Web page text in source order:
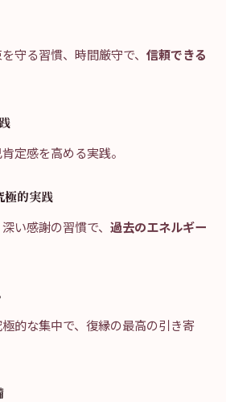
守る習慣、時間厳守で、 信頼できる
定感を高める実践。
極的実践
い感謝の習慣で、 過去のエネルギー
極的な集中で、復縁の最高の引き寄